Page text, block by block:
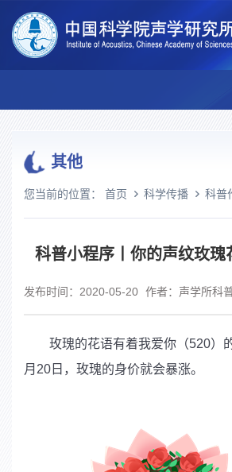
其他
您当前的位置： 首页 科学传播 科普
科普小程序丨你的声纹玫瑰
发布时间：2020-05-20 作者：声学所科
玫瑰的花语有着我爱你（520）
月 20 日，玫瑰的身价就会暴涨。